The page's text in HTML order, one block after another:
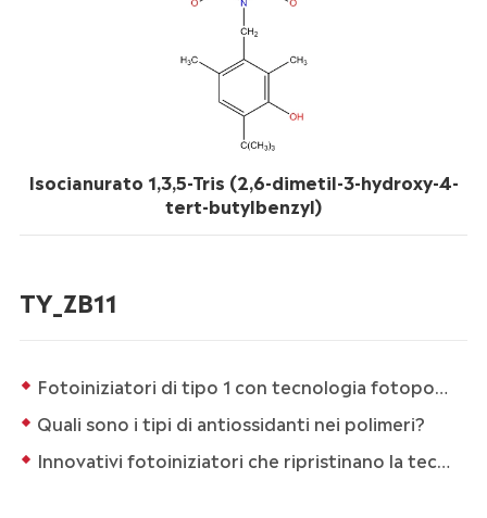
Isocianurato 1,3,5-Tris (2,6-dimetil-3-hydroxy-4-
tert-butylbenzyl)
TY_ZB11
Fotoiniziatori di tipo 1 con tecnologia fotopolimerizzante: applicazioni e prospettiva
Quali sono i tipi di antiossidanti nei polimeri?
Innovativi fotoiniziatori che ripristinano la tecnologia di polimerizzazione UV